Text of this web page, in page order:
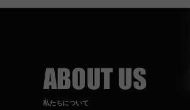
私たちについて